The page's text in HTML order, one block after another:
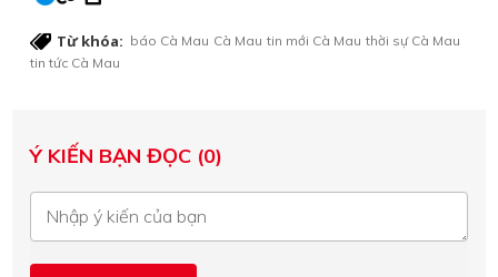
Từ khóa: báo Cà Mau Cà Mau tin mới Cà Mau thời sự Cà Mau
tin tức Cà Mau
Ý KIẾN BẠN ĐỌC (0)